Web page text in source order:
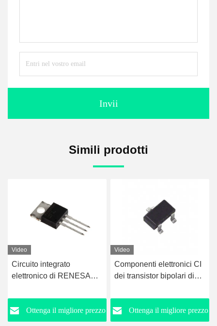
Invii
Simili prodotti
Video
Componenti elettronici CI
dei transistor bipolari di
Ottenga il migliore prezzo
Video
CR08AS-12A-T14 #B10
RENESAS IC Chips
Ottenga il migliore prezzo